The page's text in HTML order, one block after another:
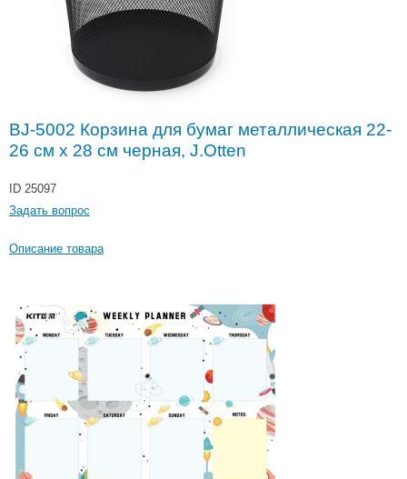
BJ-5002 Корзина для бумаг металлическая 22-
26 см х 28 см черная, J.Otten
ID 25097
Задать вопрос
Описание товара